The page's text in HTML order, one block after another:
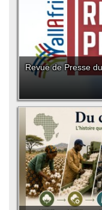
Revue de Presse